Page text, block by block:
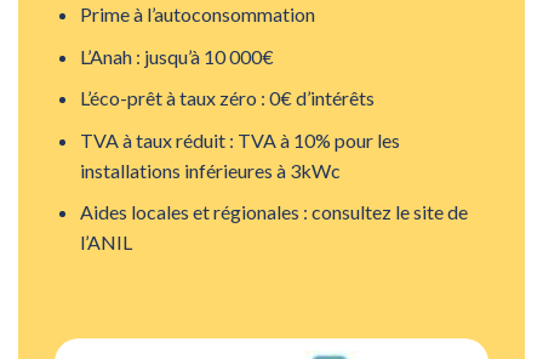
Prime à l’autoconsommation
L’Anah : jusqu’à 10 000€
L’éco-prêt à taux zéro : 0€ d’intérêts
TVA à taux réduit : TVA à 10% pour les
installations inférieures à 3kWc
Aides locales et régionales : consultez le site de
l’ANIL